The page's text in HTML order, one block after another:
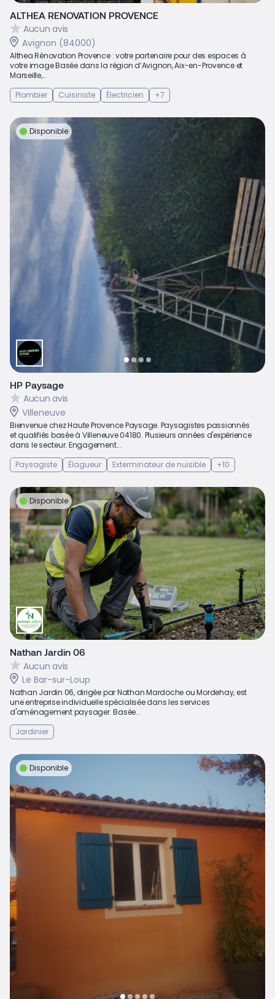
ALTHEA RENOVATION PROVENCE
Aucun avis
Avignon (84000)
Althea Rénovation Provence : votre partenaire pour des espaces à
votre image Basée dans la région d’Avignon, Aix-en-Provence et
Marseille,...
Plombier
Cuisiniste Électricien +7
Disponible
HP Paysage
Aucun avis
Villeneuve
Bienvenue chez Haute Provence Paysage. Paysagistes passionnés
et qualifiés basée à Villeneuve 04180. Plusieurs années d'expérience
dans le secteur. Engagement...
Paysagiste
Élagueur Exterminateur de nuisible +10
Disponible
Nathan Jardin 06
Aucun avis
Le Bar-sur-Loup
Nathan Jardin 06, dirigée par Nathan Mardoche ou Mordehay, est
une entreprise individuelle spécialisée dans les services
d'aménagement paysager. Basée...
Jardinier
Disponible